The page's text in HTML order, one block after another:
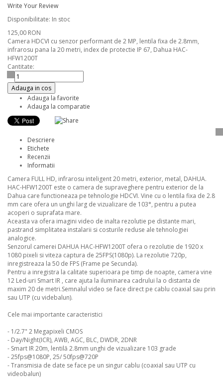
Write Your Review
Disponibilitate: In stoc
125,00 RON
Camera HDCVI cu senzor performant de 2 MP, lentila fixa de 2.8mm,
infrarosu pana la 20 metri, index de protectie IP 67, Dahua HAC-
HFW1200T
Cantitate:
Adauga in cos
Adauga la favorite
Adauga la comparatie
Descriere
Etichete
Recenzii
Informatii
Camera FULL HD, infrarosu inteligent 20 metri, exterior, metal, DAHUA.
HAC-HFW1200T este o camera de supraveghere pentru exterior de la
Dahua care functioneaza pe tehnologie HDCVI. Vine cu o lentila fixa de 2.8
mm care ofera un unghi larg de vizualizare de 103°, pentru a putea
acoperi o suprafata mare.
Aceasta va ofera imagini video de inalta rezolutie pe distante mari,
pastrand simplitatea instalarii si costurile reduse ale tehnologiei
analogice.
Senzorul camerei DAHUA HAC-HFW1200T ofera o rezolutie de 1920 x
1080 pixeli si viteza captura de 25FPS(1080p). La rezolutie 720p,
inregistreaza la 50 de FPS (Frame pe Secunda).
Pentru a inregistra la calitate superioara pe timp de noapte, camera vine
12 Led-uri Smart IR , care ajuta la iluminarea cadrului la o distanta de
maxim 20 de metri.Semnalul video se face direct pe cablu coaxial sau prin
sau UTP (cu videbalun).
Cele mai importante caracteristici
- 1/2.7" 2 Megapixeli CMOS
- Day/Night(ICR), AWB, AGC, BLC, DWDR, 2DNR
- Smart IR 20m, lentilă 2.8mm unghi de vizualizare 103 grade
- 25fps@1080P, 25/ 50fps@720P
- Transmisia de date se face pe un singur cablu (coaxial sau UTP cu
videobalun)